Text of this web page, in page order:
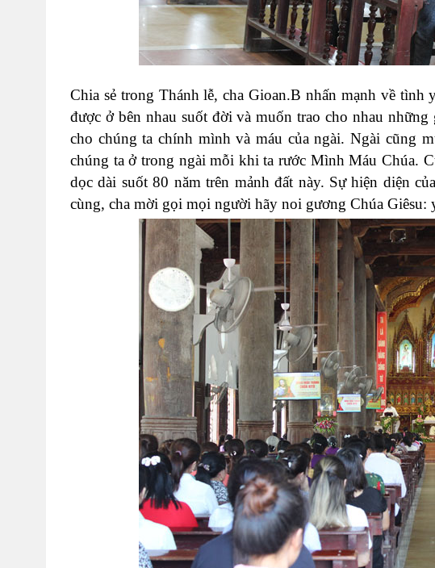
Chia sẻ trong Thánh lễ, cha Gioan.B nhấn mạnh về
được ở bên nhau suốt đời và muốn trao cho nhau
cho chúng ta chính mình và máu của ngài. Ngài cũng
chúng ta ở trong ngài mỗi khi ta rước Mình Máu Chúa.
dọc dài suốt 80 năm trên mảnh đất này. Sự hiện diện
cùng, cha mời gọi mọi người hãy noi gương Chúa Giêsu: